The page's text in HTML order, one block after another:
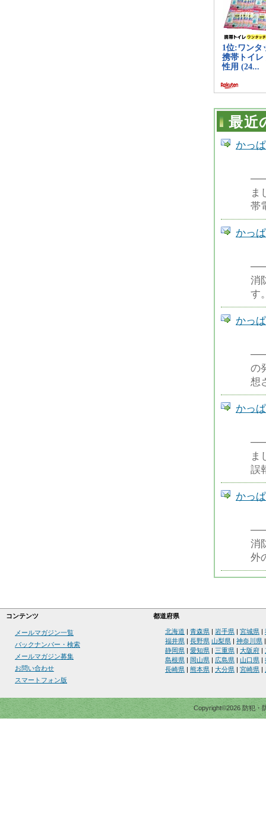
最近
かっ
ま
帯
かっ
消
す
かっ
の
想
かっ
ま
誤
かっ
消
外
コンテンツ 都道府県
メールマガジン一覧
バックナンバー・検索
メールマガジン募集
お問い合わせ
スマートフォン版
北海道 青森県 岩手県 宮城県
福井県
長野県 山梨県 神奈川県
静岡県
愛知県 三重県 大阪府
島根県
岡山県 広島県 山口県
長崎県
熊本県 大分県 宮崎県
Copyright©2026 防犯・